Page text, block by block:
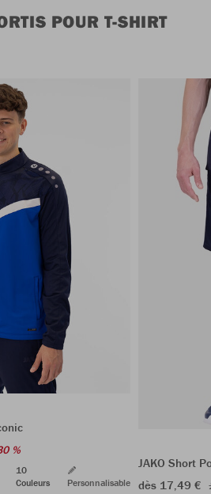
POUR T-SHIRT
%
10
Couleurs
Personnalisable
JAKO Short
dès 17,49 €